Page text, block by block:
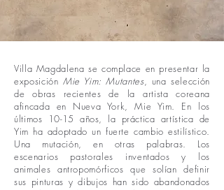
Villa Magdalena se complace en presentar la
exposición Mie Yim: Mutantes, una selección
de obras recientes de la artista coreana
afincada en Nueva York, Mie Yim. En los
últimos 10-15 años, la práctica artística de
Yim ha adoptado un fuerte cambio estilístico.
Una mutación, en otras palabras. Los
escenarios pastorales inventados y los
animales antropomórficos que solían definir
sus pinturas y dibujos han sido abandonados